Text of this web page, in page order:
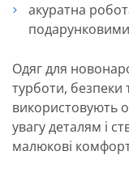
акуратна
Одяг для
турботи, безпеки
використовують
увагу деталям і
малюкові